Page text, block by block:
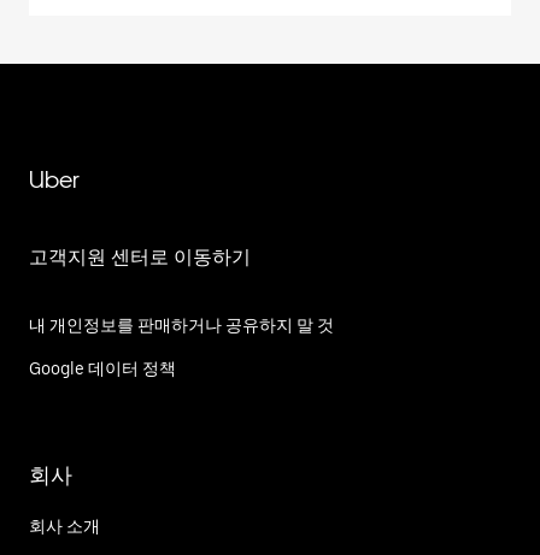
Uber
고객지원 센터로 이동하기
내 개인정보를 판매하거나 공유하지 말 것
Google 데이터 정책
회사
회사 소개